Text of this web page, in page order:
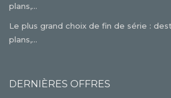
plans,...
Le plus grand choix de fin de série :
plans,...
DERNIÈRES OFFRES